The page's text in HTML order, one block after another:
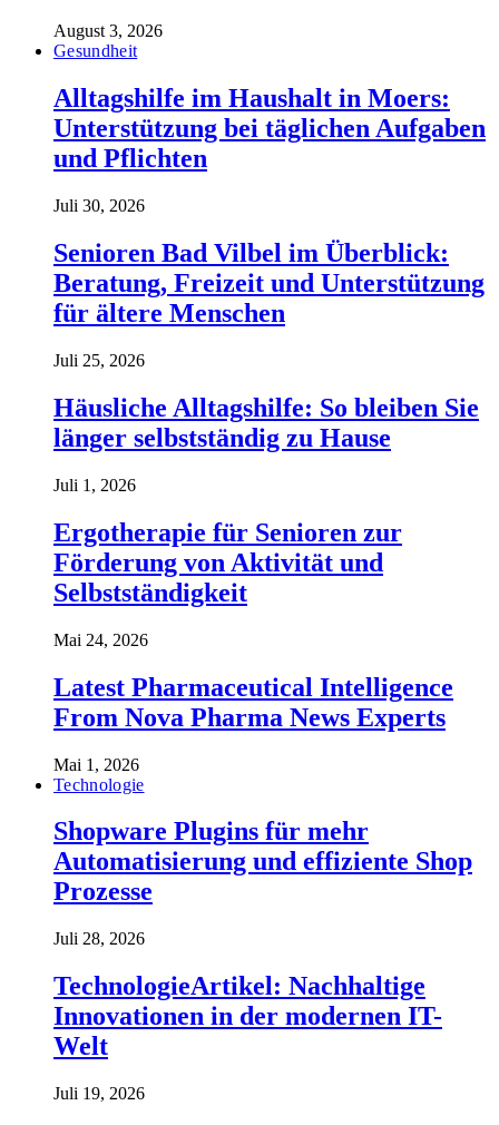
August 3, 2026
Gesundheit
Alltagshilfe im Haushalt in Moers:
Unterstützung bei täglichen Aufgaben
und Pflichten
Juli 30, 2026
Senioren Bad Vilbel im Überblick:
Beratung, Freizeit und Unterstützung
für ältere Menschen
Juli 25, 2026
Häusliche Alltagshilfe: So bleiben Sie
länger selbstständig zu Hause
Juli 1, 2026
Ergotherapie für Senioren zur
Förderung von Aktivität und
Selbstständigkeit
Mai 24, 2026
Latest Pharmaceutical Intelligence
From Nova Pharma News Experts
Mai 1, 2026
Technologie
Shopware Plugins für mehr
Automatisierung und effiziente Shop
Prozesse
Juli 28, 2026
TechnologieArtikel: Nachhaltige
Innovationen in der modernen IT-
Welt
Juli 19, 2026